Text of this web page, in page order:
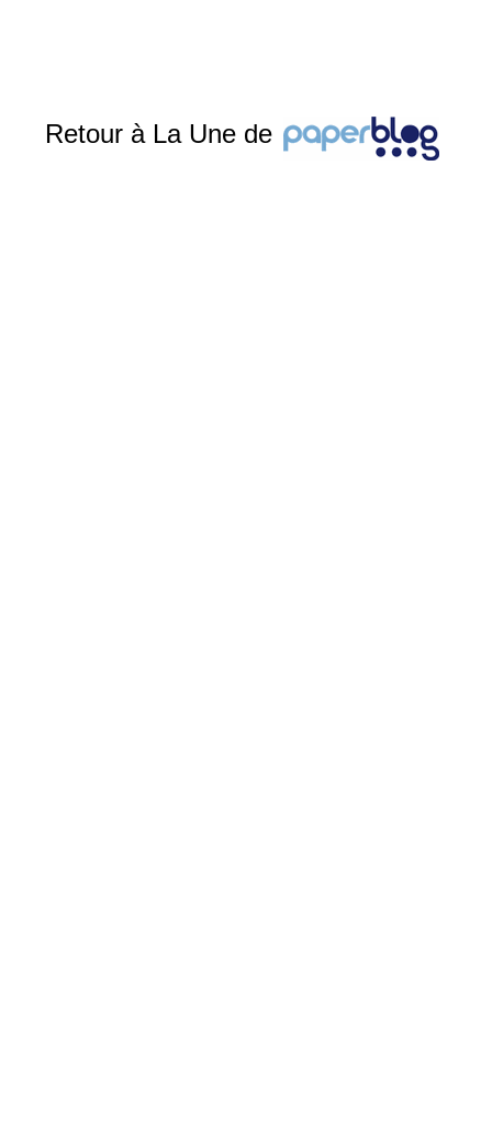
Retour à La Une de